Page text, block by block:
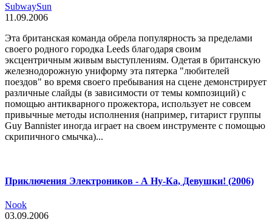
SubwaySun
11.09.2006
Эта британская команда обрела популярность за пределами
своего родного городка Leeds благодаря своим
эксцентричным живым выступлениям. Одетая в британскую
железнодорожную униформу эта пятерка "любителей
поездов" во время своего пребывания на сцене демонстрирует
различные слайды (в зависимости от темы композиций) с
помощью антикварного прожектора, использует не совсем
привычные методы исполнения (например, гитарист группы
Guy Bannister иногда играет на своем инструменте с помощью
скрипичного смычка)...
Приключения Электроников - А Ну-Ка, Девушки! (2006)
Nook
03.09.2006